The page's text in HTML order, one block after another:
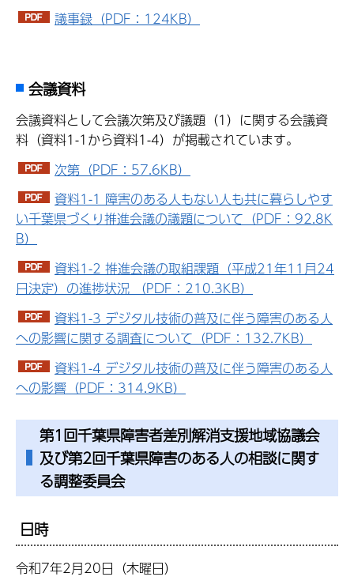
議事録（PDF：124KB）
会議資料
会議資料として会議次第及び議題（1）に関する会議資
料（資料1-1から資料1-4）が掲載されています。
次第（PDF：57.6KB）
資料1-1 障害のある人もない人も共に暮らしやす
い千葉県づくり推進会議の議題について（PDF：92.8K
B）
資料1-2 推進会議の取組課題（平成21年11月24
日決定）の進捗状況 （PDF：210.3KB）
資料1-3 デジタル技術の普及に伴う障害のある人
への影響に関する調査について（PDF：132.7KB）
資料1-4 デジタル技術の普及に伴う障害のある人
への影響（PDF：314.9KB）
第1回千葉県障害者差別解消支援地域協議会
及び第2回千葉県障害のある人の相談に関す
る調整委員会
日時
令和7年2月20日（木曜日）